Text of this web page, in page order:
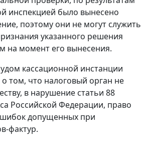
инспекцией было вынесено
поэтому они не могут служить
указанного решения
на момент его вынесения.
кассационной инстанции
том, что налоговый орган не
в нарушение статьи 88
Российской Федерации, право
допущенных при
фактур.